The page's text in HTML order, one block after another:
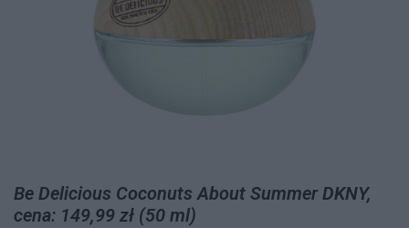
Be Delicious Coconuts About Summer DKNY,
cena: 149,99 zł (50 ml)